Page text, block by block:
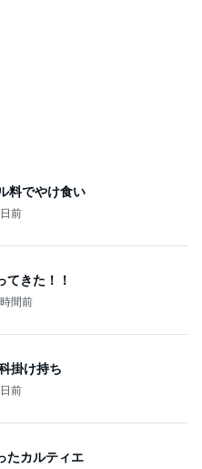
料でやけ食い
前
てきた！！
間前
掛け持ち
前
たカルティエ